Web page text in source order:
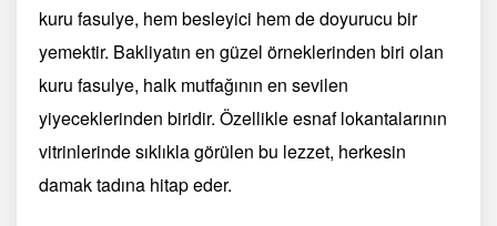
kuru fasulye, hem besleyici hem de doyurucu bir
yemektir. Bakliyatın en güzel örneklerinden biri olan
kuru fasulye, halk mutfağının en sevilen
yiyeceklerinden biridir. Özellikle esnaf lokantalarının
vitrinlerinde sıklıkla görülen bu lezzet, herkesin
damak tadına hitap eder.